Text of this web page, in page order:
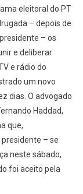
eleitoral do PT
– depois de
– os
e deliberar
e rádio do
um novo
dias. O advogado
Haddad,
que,
– se
neste sábado,
foi aceito pela